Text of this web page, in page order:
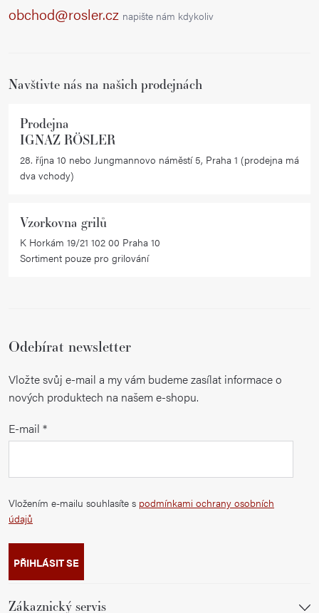
obchod@rosler.cz napište nám kdykoliv
Navštivte nás na našich prodejnách
Prodejna
IGNAZ RÖSLER
28. října 10 nebo Jungmannovo náměstí 5, Praha 1 (prodejna má
dva vchody)
Vzorkovna grilů
K Horkám 19/21 102 00 Praha 10
Sortiment pouze pro grilování
Odebírat newsletter
Vložte svůj e-mail a my vám budeme zasílat informace o
nových produktech na našem e-shopu.
E-mail
Vložením e-mailu souhlasíte s podmínkami ochrany osobních
údajů
PŘIHLÁSIT SE
Zákaznický servis